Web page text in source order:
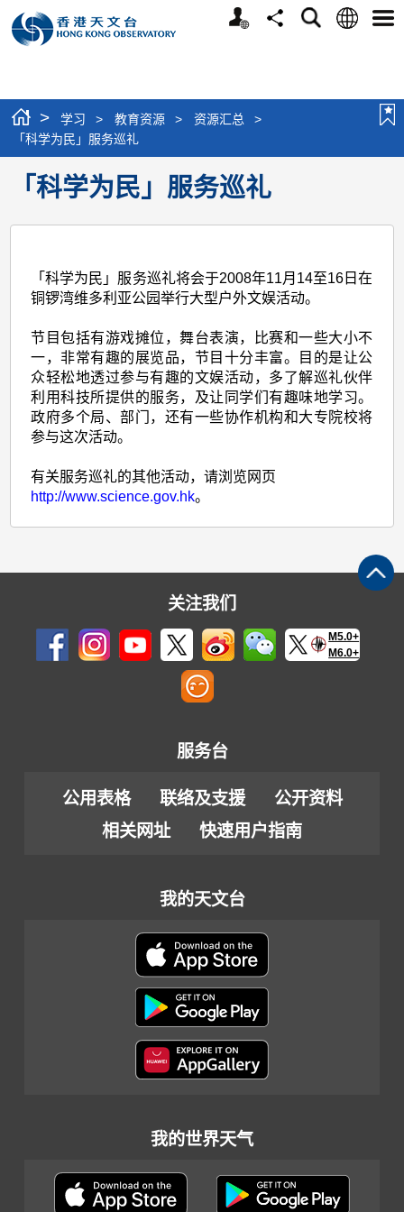
个
分
搜
语
选
> 学习 > 教育资源 > 资源汇总
>
「科学为民」服务巡礼
「科学为民」服务巡礼
「科学为民」服务巡礼将会于2008年11月14至16日在
铜锣湾维多利亚公园举行大型户外文娱活动。
节目包括有游戏摊位，舞台表演，比赛和一些大小不
一，非常有趣的展览品，节目十分丰富。目的是让公
众轻松地透过参与有趣的文娱活动，多了解巡礼伙伴
利用科技所提供的服务，及让同学们有趣味地学习。
政府多个局、部门，还有一些协作机构和大专院校将
参与这次活动。
有关服务巡礼的其他活动，请浏览网页
http://www.science.gov.hk。
关注我们
M5.0+
M6.0+
服务台
公用表格 联络及支援
公开资料
相关网址
快速用户指南
我的天文台
我的世界天气